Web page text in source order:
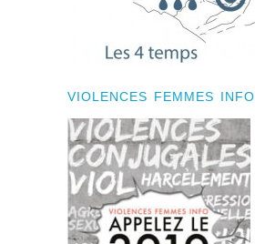
VIOLENCES FEMMES INFO